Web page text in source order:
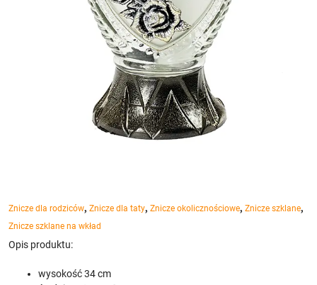
Znicze dla rodziców, Znicze dla taty, Znicze okolicznościowe, Znicze szklane,
Znicze szklane na wkład
Opis produktu:
wysokość 34 cm